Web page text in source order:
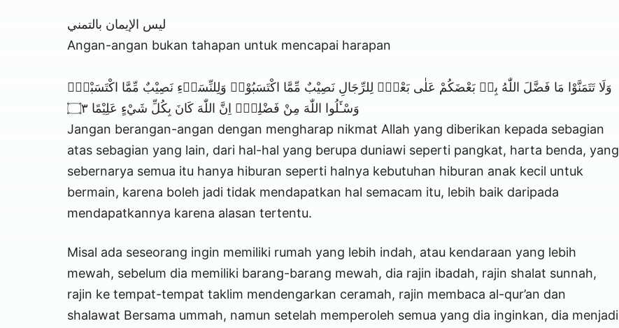
ليس الإيمان بالتمني
Angan-angan bukan tahapan untuk mencapai harapan
وَلَا تَتَمَنَّوْا مَا فَضَّلَ اللّٰهُ بِهٖ بَعْضَكُمْ عَلٰى بَعْضٍۗ لِلرِّجَالِ نَصِيْبٌ مِّمَّا اكْتَسَبُوْاۗ وَلِلنِّسَاۤءِ نَصِيْبٌ مِّمَّا اكْتَسَبْنَۗ
وَسْـَٔلُوا اللّٰهَ مِنْ فَضْلِهٖۗ اِنَّ اللّٰهَ كَانَ بِكُلِّ شَيْءٍ عَلِيْمًا ۝٣
Jangan berangan-angan dengan mengharap nikmat Allah yang diberikan kepada sebagian
atas sebagian yang lain, dari hal-hal yang berupa duniawi seperti pangkat, harta benda, yang
sebernarya semua itu hanya hiburan seperti halnya kebutuhan hiburan anak kecil untuk
bermain, karena boleh jadi tidak mendapatkan hal semacam itu, lebih baik daripada
mendapatkannya karena alasan tertentu.
Misal ada seseorang ingin memiliki rumah yang lebih indah, atau kendaraan yang lebih
mewah, sebelum dia memiliki barang-barang mewah, dia rajin ibadah, rajin shalat sunnah,
rajin ke tempat-tempat taklim mendengarkan ceramah, rajin membaca al-qur’an dan
shalawat Bersama ummah, namun setelah memperoleh semua yang dia inginkan, dia menjadi